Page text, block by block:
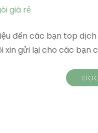
đến các bạn top
xin gửi lại cho các bạn